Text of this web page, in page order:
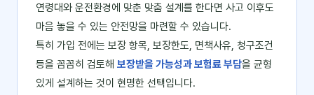
연령대와 운전환경에 맞춘 맞춤 설계를 한다면 사고 이후도
마음 놓을 수 있는 안전망을 마련할 수 있습니다.
특히 가입 전에는 보장 항목, 보장한도, 면책사유, 청구조건
등을 꼼꼼히 검토해 보장받을 가능성과 보험료 부담을 균형
있게 설계하는 것이 현명한 선택입니다.